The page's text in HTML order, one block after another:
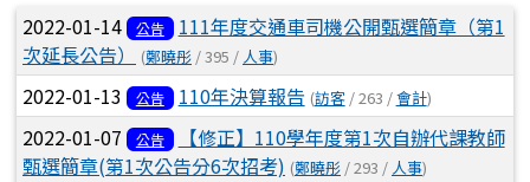
文章列表
2022-01-14 公告
111年度交通車司機公開甄選簡章（第1
次延長公告）
(鄭曉彤 / 395 / 人事)
2022-01-13 公告 110年決算報告 (訪客/ 263 /會計)
2022-01-07 公告
【修正】110學年度第1次自辦代課教師
甄選簡章(第1次公告分6次招考) (鄭曉彤 / 293 / 人事)